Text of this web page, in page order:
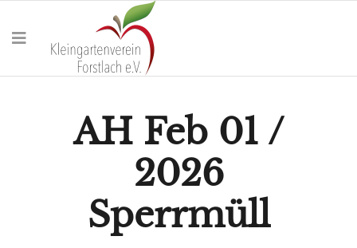
AH Feb 01 /
2026
Sperrmüll